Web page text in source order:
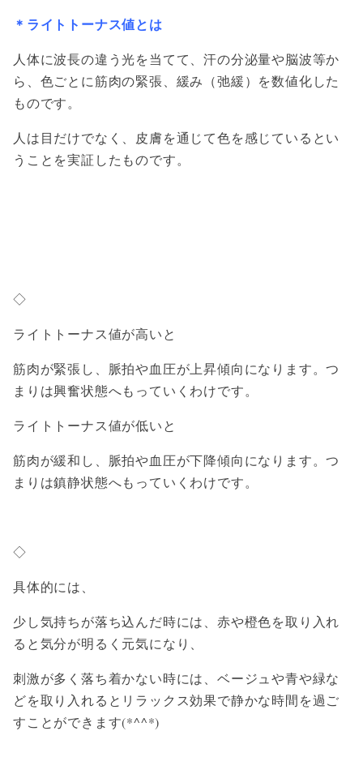
＊ライトトーナス値とは
人体に波長の違う光を当てて、汗の分泌量や脳波等か
ら、色ごとに筋肉の緊張、緩み（弛緩）を数値化した
ものです。
人は目だけでなく、皮膚を通じて色を感じているとい
うことを実証したものです。
◇
ライトトーナス値が高いと
筋肉が緊張し、脈拍や血圧が上昇傾向になります。つ
まりは興奮状態へもっていくわけです。
ライトトーナス値が低いと
筋肉が緩和し、脈拍や血圧が下降傾向になります。つ
まりは鎮静状態へもっていくわけです。
◇
具体的には、
少し気持ちが落ち込んだ時には、赤や橙色を取り入れ
ると気分が明るく元気になり、
刺激が多く落ち着かない時には、ベージュや青や緑な
どを取り入れるとリラックス効果で静かな時間を過ご
すことができます(*^^*)